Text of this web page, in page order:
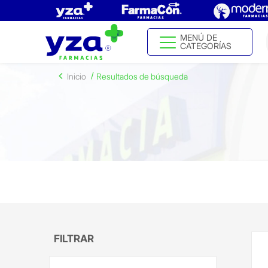
MENÚ DE
CATEGORÍAS
Inicio Resultados de búsqueda
FILTRAR